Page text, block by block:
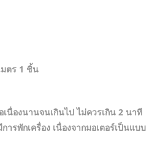
ตร 1 ชิ้น
เนื่องนานจนเกินไป ไม่ควรเกิน 2 นาที
ารพักเครื่อง เนื่องจากมอเตอร์เป็นแบบ